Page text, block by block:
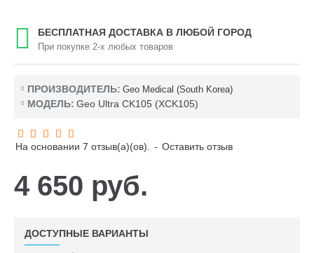
БЕСПЛАТНАЯ ДОСТАВКА В ЛЮБОЙ ГОРОД
При покупке 2-х любых товаров
ПРОИЗВОДИТЕЛЬ: Geo Medical (South Korea)
МОДЕЛЬ: Geo Ultra CK105 (XCK105)
На основании 7 отзыв(а)(ов). - Оставить отзыв
4 650 руб.
ДОСТУПНЫЕ ВАРИАНТЫ